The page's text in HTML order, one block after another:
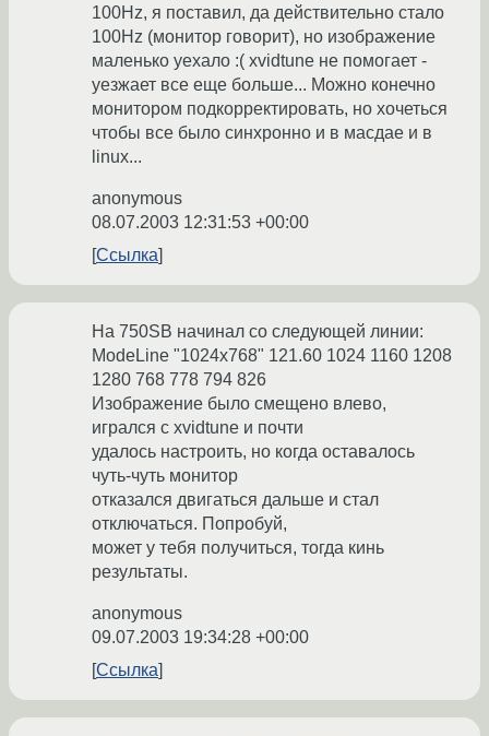
100Hz, я поставил, да действительно стало
100Hz (монитор говорит), но изображение
маленько уехало :( xvidtune не помогает -
уезжает все еще больше... Можно конечно
монитором подкорректировать, но хочеться
чтобы все было синхронно и в масдае и в
linux...
anonymous
08.07.2003 12:31:53 +00:00
Ссылка
На 750SB начинал со следующей линии:
ModeLine "1024x768" 121.60 1024 1160 1208
1280 768 778 794 826
Изображение было смещено влево,
игрался с xvidtune и почти
удалось настроить, но когда оставалось
чуть-чуть монитор
отказался двигаться дальше и стал
отключаться. Попробуй,
может у тебя получиться, тогда кинь
результаты.
anonymous
09.07.2003 19:34:28 +00:00
Ссылка